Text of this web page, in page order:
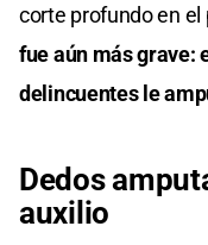
corte profundo en
fue aún más grave:
delincuentes le
Dedos
auxilio